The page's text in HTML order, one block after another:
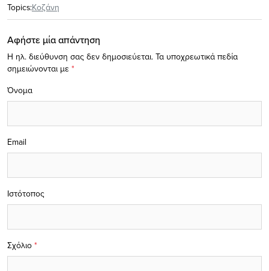
Topics:Κοζάνη
Αφήστε μία απάντηση
Η ηλ. διεύθυνση σας δεν δημοσιεύεται. Τα υποχρεωτικά πεδία
σημειώνονται με *
Σχόλιο *
Όνομα
Email
Ιστότοπος